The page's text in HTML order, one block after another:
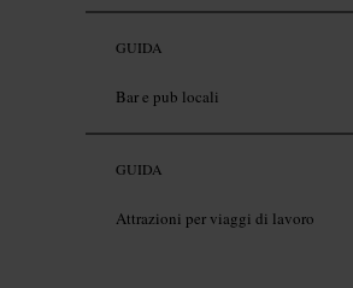
GUIDA
Bar e pub locali
GUIDA
Attrazioni per viaggi di lavoro